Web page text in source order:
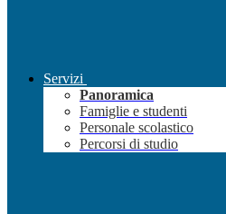
Servizi
Panoramica
Famiglie e studenti
Personale scolastico
Percorsi di studio